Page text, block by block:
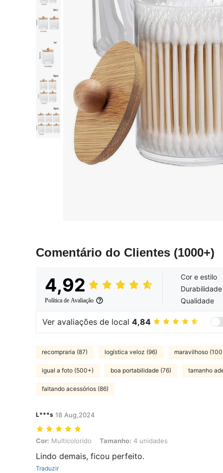
Comentário do Clientes (1000+)
4,92
Política de Avaliação
Cor e estilo
Durabilidade
Qualidade
Ver avaliações de local 4,84
recompraria (87) logística veloz (96) maravilhoso
igual a foto (500+) boa portabilidade (76) tamanho
faltando acessórios (86)
L***s 18 Aug,2024
Cor: Multicolorido, Tamanho: 4 unidades
Cor: Multicolorido Tamanho: 4 unidades
Lindo demais, ficou perfeito.
Traduzir